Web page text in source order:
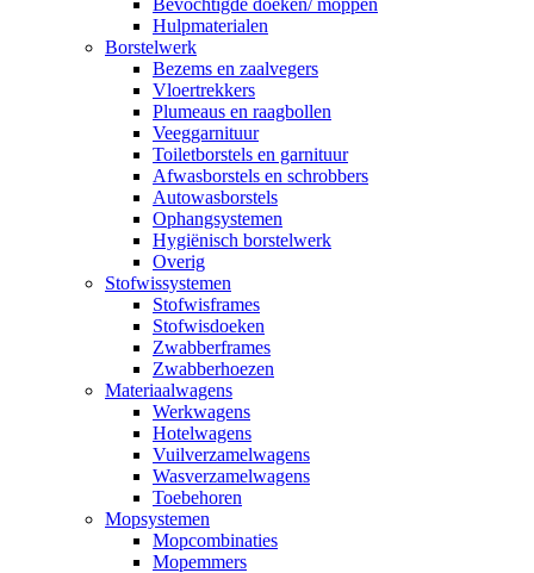
Hulpmaterialen
Borstelwerk
Bezems en zaalvegers
Vloertrekkers
Plumeaus en raagbollen
Veeggarnituur
Toiletborstels en garnituur
Afwasborstels en schrobbers
Autowasborstels
Ophangsystemen
Hygiënisch borstelwerk
Overig
Stofwissystemen
Stofwisframes
Stofwisdoeken
Zwabberframes
Zwabberhoezen
Materiaalwagens
Werkwagens
Hotelwagens
Vuilverzamelwagens
Wasverzamelwagens
Toebehoren
Mopsystemen
Mopcombinaties
Mopemmers